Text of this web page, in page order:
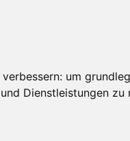
um
Dienstleistungen zu